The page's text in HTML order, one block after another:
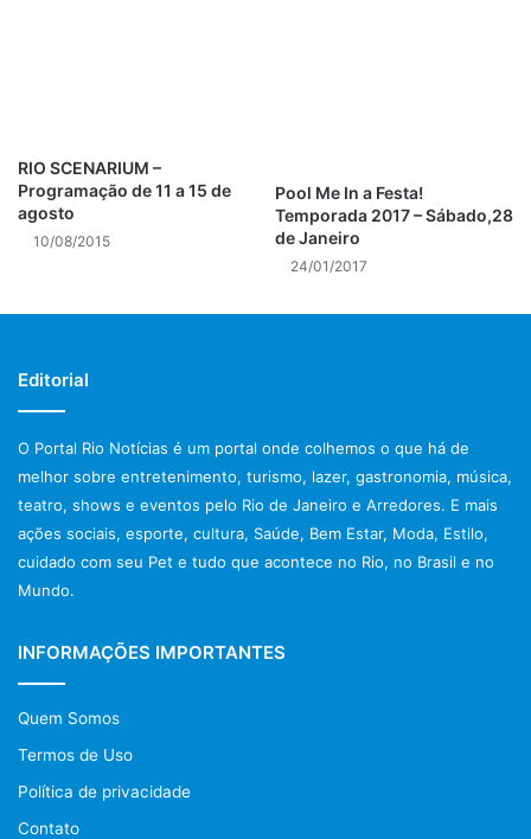
pampas gaúchos, e toda diversidade cultural brasileira. Os
shows acontecerão sempre aos domingos e nas quartas-
feiras. Em junho, o espetáculo ocorrerá nos dias 01/06,
04/06, 08/06, 11/06, 15/06, 18/06, 22/06 e 25/06, sempre às
espetáculo “Ginga Tropical” leva o público para viajar
pelos principais ritmos brasileiros. Cantores, bailarinos e
mulatas atuam e bailam emoldurados nas mais belas
fantasias mostrando o verdadeiro gingado que é a marca
do povo brasileiro em todos os cantos do mundo.
O show começa com homenagem à Carmem Miranda,
seguida pelas vedetes, ao som do antológico “Ziriguidum”,
regionais, a partir da Bahia, do samba do recôncavo,
seguido da capoeira, do maculelê e da mitologia africana
com a dança dos Orixás. Desce até os pampas gaúchos, e
vai ao norte do país, à festa de Parintins, ao Pará com a
apresenta o forró, o maracatu e o frevo.
RIO SCENARIUM –
Programação de 11 a 15 de
agosto
10/08/2015
Pool Me In a Festa!
Temporada 2017 – Sábado,28
de Janeiro
24/01/2017
Editorial
O Portal Rio Notícias é um portal onde colhemos o que há de
melhor sobre entretenimento, turismo, lazer, gastronomia, música,
teatro, shows e eventos pelo Rio de Janeiro e Arredores. E mais
ações sociais, esporte, cultura, Saúde, Bem Estar, Moda, Estilo,
cuidado com seu Pet e tudo que acontece no Rio, no Brasil e no
Mundo.
INFORMAÇÕES IMPORTANTES
Quem Somos
Termos de Uso
Política de privacidade
Contato